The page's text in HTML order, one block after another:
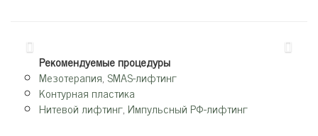
Предыдущий
Рекомендуемые процедуры
Мезотерапия,SMAS-лифтинг
Контурная пластика
Нитевой лифтинг, Импульсный РФ-лифтинг